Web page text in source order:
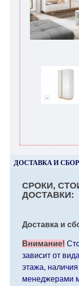
ДОСТАВКА И
СРОКИ,
ДОСТАВКИ:
Доставка и
Внимание!
зависит от
этажа,
менеджерами